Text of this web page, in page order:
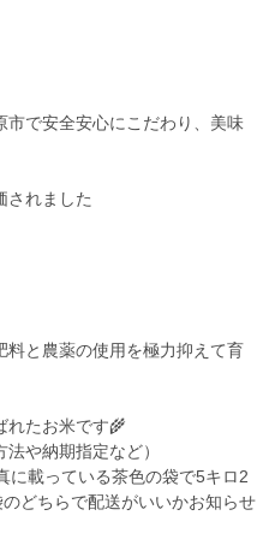
で安全安心にこだわり、美味
されました
と農薬の使用を極力抑えて育
れたお米です🌾
や納期指定など）
に載っている茶色の袋で5キロ2
どちらで配送がいいかお知らせ